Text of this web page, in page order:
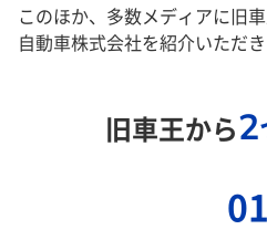
このほか、多数メディアに旧
自動車株式会社を紹介いただき
旧車王から2
01